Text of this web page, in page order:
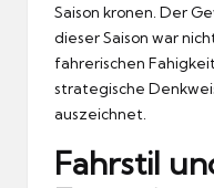
Saison kronen. Der
dieser Saison war
fahrerischen
strategische
auszeichnet.
Fahrstil